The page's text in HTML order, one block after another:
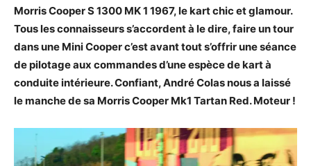
Morris Cooper S 1300 MK 1 1967, le kart chic et glamour.
Tous les connaisseurs s’accordent à le dire, faire un tour
dans une Mini Cooper c’est avant tout s’offrir une séance
de pilotage aux commandes d’une espèce de kart à
conduite intérieure. Confiant, André Colas nous a laissé
le manche de sa Morris Cooper Mk1 Tartan Red. Moteur !